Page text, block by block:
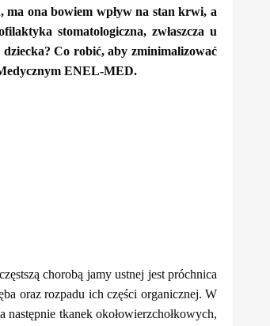
ma ona bowiem wpływ na stan krwi, a
stomatologiczna, zwłaszcza u
Co robić, aby zminimalizować
ENEL-MED.
chorobą jamy ustnej jest próchnica
oraz rozpadu ich części organicznej. W
tkanek okołowierzchołkowych,